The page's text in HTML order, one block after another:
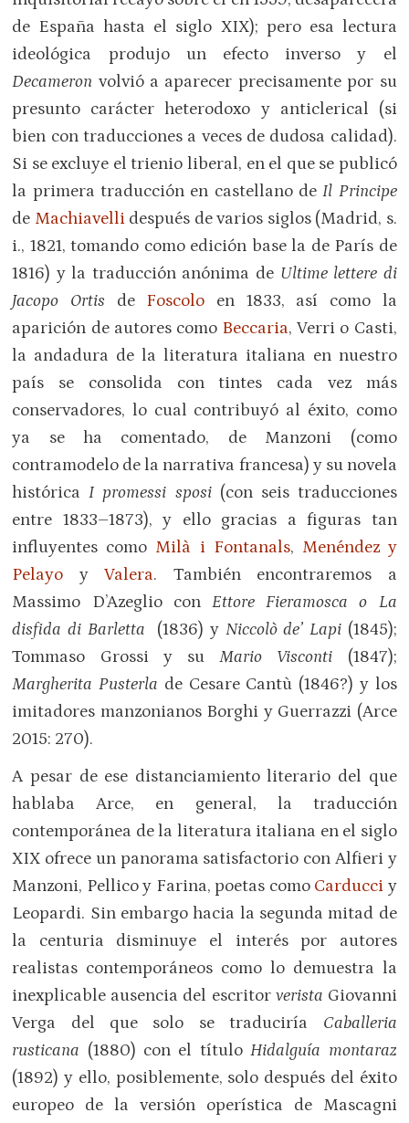
de España hasta el siglo XIX); pero esa lectura
ideológica produjo un efecto inverso y el
Decameron volvió a aparecer precisamente por su
presunto carácter heterodoxo y anticlerical (si
bien con traducciones a veces de dudosa calidad).
Si se excluye el trienio liberal, en el que se publicó
la primera traducción en castellano deIl Principe
de Machiavellidespués de varios siglos (Madrid, s.
i., 1821, tomando como edición base la de París de
1816) y la traducción anónima de Ultime lettere di
Jacopo
Ortis de Foscolo en 1833, así como la
aparición de autores como Beccaria, Verri o Casti,
la andadura de la literatura italiana en nuestro
país se consolida con tintes cada vez más
conservadores, lo cual contribuyó al éxito, como
ya se ha comentado, de Manzoni (como
contramodelo de la narrativa francesa) y su novela
históricaI promessi sposi(con seis traducciones
entre 1833–1873), y ello gracias a figuras tan
influyentes como Milà i Fontanals, Menéndez y
Pelayo yValera. También encontraremos a
Massimo D’Azeglio con Ettore Fieramosca o La
disfida di Barletta (1836) y Niccolò de’ Lapi(1845);
Tommaso Grossi y suMario Visconti (1847);
Margherita Pusterla de Cesare Cantù (1846?) y los
imitadores manzonianos Borghi y Guerrazzi (Arce
2015: 270).
A pesar de ese distanciamiento literario del que
hablaba Arce, en general, la traducción
contemporánea de la literatura italiana en el siglo
XIX ofrece un panorama satisfactorio con Alfieri y
Manzoni, Pellico y Farina, poetas como Carducci y
Leopardi. Sin embargo hacia la segunda mitad de
la centuria disminuye el interés por autores
realistas contemporáneos como lo demuestra la
inexplicable ausencia del escritor verista Giovanni
Verga del que solo se traduciría Caballeria
rusticana (1880) con el títuloHidalguía montaraz
(1892) y ello, posiblemente, solo después del éxito
europeo de la versión operística de Mascagni